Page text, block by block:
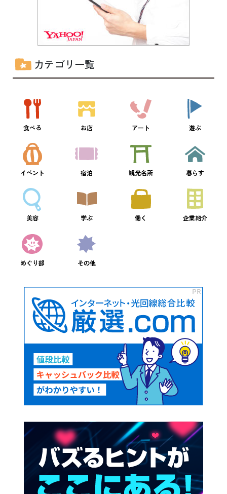
カテゴリ一覧
食べる お店 アート 遊ぶ
イベント 宿泊 観光名所 暮らす
美容 学ぶ 働く 企業紹介
めぐり部 その他